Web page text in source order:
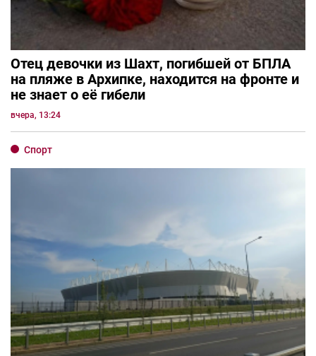
Отец девочки из Шахт, погибшей от БПЛА
на пляже в Архипке, находится на фронте и
не знает о её гибели
вчера, 13:24
Спорт